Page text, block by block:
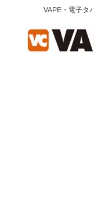
VAPE・電子タ